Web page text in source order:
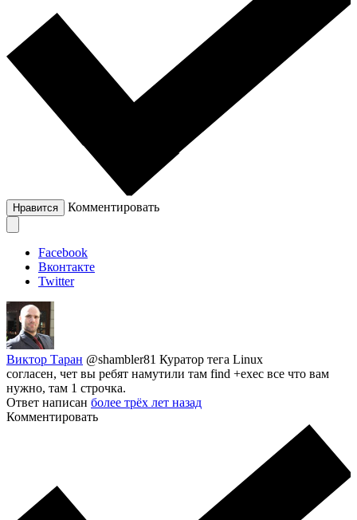
Нравится Комментировать
Facebook
Вконтакте
Twitter
Виктор Таран @shambler81 Куратор тега Linux
согласен, чет вы ребят намутили там find +exec все что вам
нужно, там 1 строчка.
Ответ написан более трёх лет назад
Комментировать